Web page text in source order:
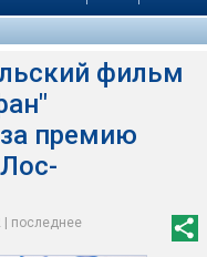
фильм
премию
| последнее